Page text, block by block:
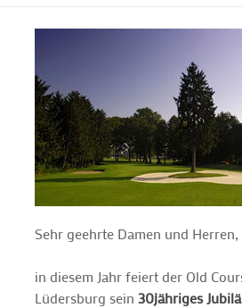
GOLF & WOMO
MALLORCA GOLFWOCHE
GOLF NEWS
Sehr geehrte Damen und Herren,
in diesem Jahr feiert der Old
Lüdersburg sein 30jähriges